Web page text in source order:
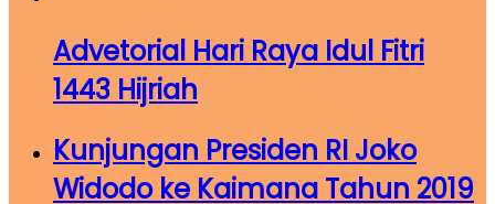
Advetorial Hari Raya Idul Fitri
1443 Hijriah
Kunjungan Presiden RI Joko
Widodo ke Kaimana Tahun 2019